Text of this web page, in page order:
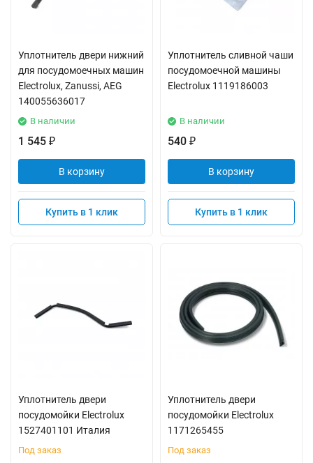
Уплотнитель двери нижний
для посудомоечных машин
Electrolux, Zanussi, AEG
140055636017
В наличии
1 545 ₽
В корзину
Купить в 1 клик
Уплотнитель сливной чаши
посудомоечной машины
Electrolux 1119186003
В наличии
540 ₽
В корзину
Купить в 1 клик
Уплотнитель двери
посудомойки Electrolux
1527401101 Италия
Под заказ
Уплотнитель двери
посудомойки Electrolux
1171265455
Под заказ